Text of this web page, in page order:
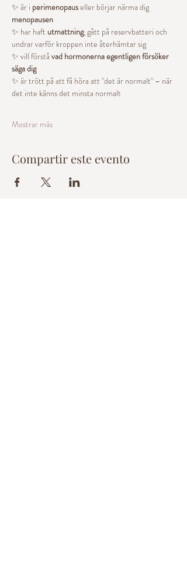
✨ är i perimenopaus eller börjar närma dig
menopausen
✨ har haft utmattning, gått på reservbatteri och
undrar varför kroppen inte återhämtar sig
✨ vill förstå vad hormonerna egentligen försöker
säga dig
✨ är trött på att få höra att "det är normalt" – när
det inte känns det minsta normalt
Mostrar más
Compartir este evento